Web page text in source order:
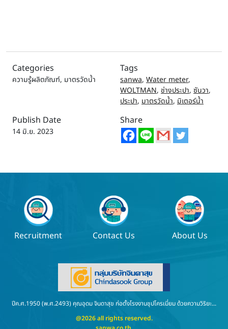
Categories
ความรู้ผลิตภัณฑ์, มาตรวัดน้ำ
Tags
sanwa, Water meter,
WOLTMAN, ช่างประปา, ซันวา,
ประปา, มาตรวัดน้ำ, มิเตอร์น้ำ
Publish Date
14 มิ.ย. 2023
Share
Recruitment Contact Us About Us
ปีค.ศ.1950 (พ.ศ.2493) คุณอุดม จินดาสุข ก่อตั้งโรงงานชุปโครเมี่ยม ด้วยความวิริยะ...
@2026 all rights reserved.